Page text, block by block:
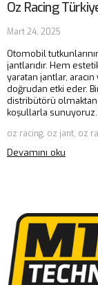
Oz Racing
Mart 24, 2025
Otomobil
jantlarıdır. Hem
yaratan jantlar,
doğrudan etki eder.
distribütörü
koşullarla sunuyoruz.
oz racing, oz jant, oz
Devamını oku